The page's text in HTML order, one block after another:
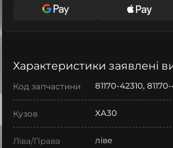
Характеристики заявлені
Код запчастини 81170-42310,
Кузов XA30
Ліва/Права ліве